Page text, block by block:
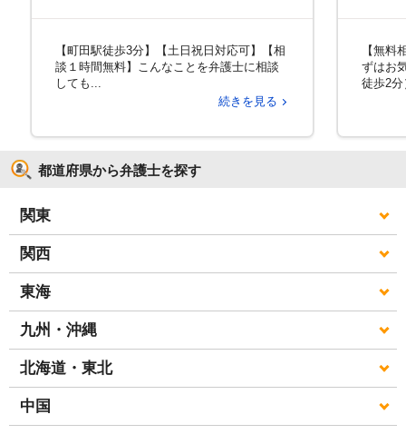
【町田駅徒歩3分】【土日祝日対応可】【相
談１時間無料】こんなことを弁護士に相談
しても...
続きを見る
【無料
ずはお
徒歩2分
都道府県から弁護士を探す
関東
関西
東海
九州・沖縄
北海道・東北
中国